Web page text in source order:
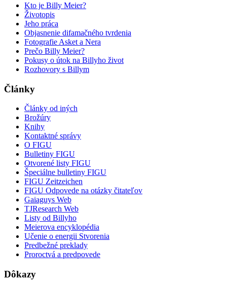
Kto je Billy Meier?
Životopis
Jeho práca
Objasnenie difamačného tvrdenia
Fotografie Asket a Nera
Prečo Billy Meier?
Pokusy o útok na Billyho život
Rozhovory s Billym
Články
Články od iných
Brožúry
Knihy
Kontaktné správy
O FIGU
Bulletiny FIGU
Otvorené listy FIGU
Špeciálne bulletiny FIGU
FIGU Zeitzeichen
FIGU Odpovede na otázky čitateľov
Gaiaguys Web
TJResearch Web
Listy od Billyho
Meierova encyklopédia
Učenie o energii Stvorenia
Predbežné preklady
Proroctvá a predpovede
Dôkazy